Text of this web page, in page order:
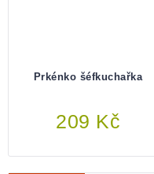
Prkénko šéfkuchařka
209 Kč
Do košíku